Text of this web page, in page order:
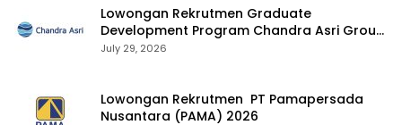
Lowongan Rekrutmen Graduate
Development Program Chandra Asri Group
2026
July 29, 2026
Lowongan Rekrutmen PT Pamapersada
Nusantara (PAMA) 2026